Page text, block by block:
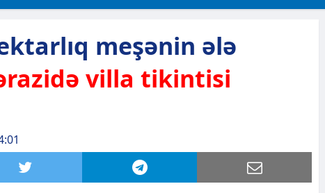
meşənin ələ
villa tikintisi